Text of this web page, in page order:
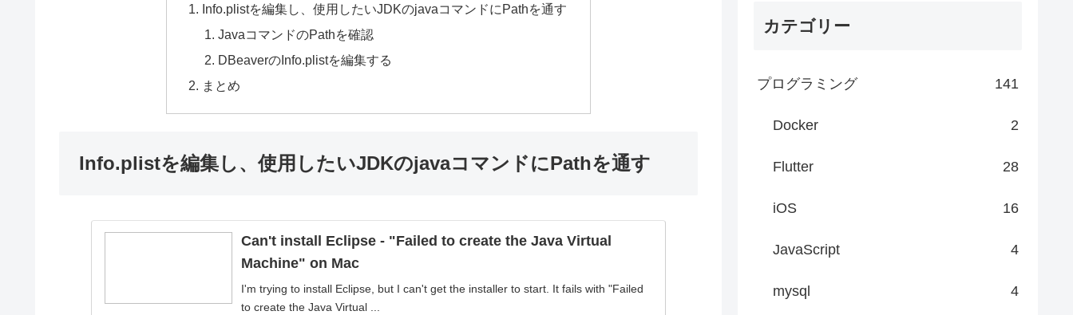
Info.plistを編集し、使用したいJDKのjavaコマンドにPathを通す
JavaコマンドのPathを確認
DBeaverのInfo.plistを編集する
まとめ
Info.plistを編集し、使用したいJDKのjavaコマンドにPathを通す
Can't install Eclipse - "Failed to create the Java Virtual
Machine" on Mac
I'm trying to install Eclipse, but I can't get the installer to start. It fails with "Failed
to create the Java Virtual ...
カテゴリー
プログラミング 141
Docker 2
Flutter 28
iOS 16
JavaScript 4
mysql 4